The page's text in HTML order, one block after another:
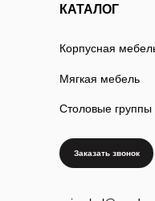
КАТАЛОГ
Корпусная
Мягкая мебель
Столовые группы
Заказать звонок